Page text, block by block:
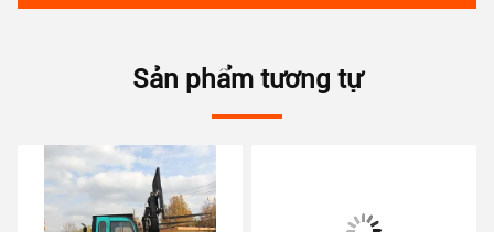
Sản phẩm tương tự